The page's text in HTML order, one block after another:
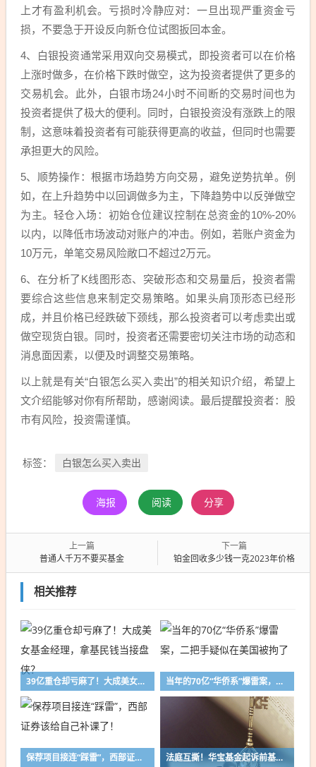
上才有盈利机会。亏损时冷静应对：一旦出现严重资金亏
损，不要急于开设反向新仓位试图扳回本金。
4、白银投资通常采用双向交易模式，即投资者可以在价格
上涨时做多，在价格下跌时做空，这为投资者提供了更多的
交易机会。此外，白银市场24小时不间断的交易时间也为
投资者提供了极大的便利。同时，白银投资没有涨跌上的限
制，这意味着投资者有可能获得更高的收益，但同时也需要
承担更大的风险。
5、顺势操作：根据市场趋势方向交易，避免逆势抗单。例
如，在上升趋势中以回调做多为主，下降趋势中以反弹做空
为主。轻仓入场：初始仓位建议控制在总资金的10%-20%
以内，以降低市场波动对账户的冲击。例如，若账户资金为
10万元，单笔交易风险敞口不超过2万元。
6、在分析了K线图形态、突破形态和交易量后，投资者需
要综合这些信息来制定交易策略。如果头肩顶形态已经形
成，并且价格已经跌破下颈线，那么投资者可以考虑卖出或
做空现货白银。同时，投资者还需要密切关注市场的动态和
消息面因素，以便及时调整交易策略。
以上就是有关“白银怎么买入卖出”的相关知识介绍，希望上
文介绍能够对你有所帮助，感谢阅读。最后提醒投资者：股
市有风险，投资需谨慎。
标签： 白银怎么买入卖出
海报 阅读 分享
上一篇
普通人千万不要买基金
下一篇
铂金回收多少钱一克2023年价格
相关推荐
39亿重仓却亏麻了！大成美女基金经理，拿基民钱当接盘侠？ 当年的70亿“华侨系”爆雷案，二把手疑似在美国被拘了
保荐项目接连“踩雷”，西部证券该给自己补课了！ 法庭互撕！华宝基金起诉前基金经理陈龙